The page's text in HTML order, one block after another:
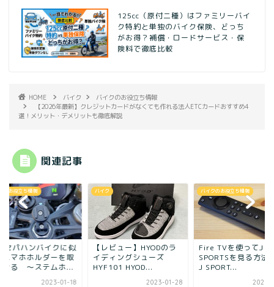
125cc（原付二種）はファミリーバイ
ク特約と単独のバイク保険、どっち
がお得？補償・ロードサービス・保
険料で徹底比較
HOME バイク
バイクのお役立ち情報
【2026年最新】クレジットカードがなくても作れる法人ETCカードおすすめ4
選！メリット・デメリットも徹底解説
関連記事
のお役立ち情報
セパハンバイクに似
スマホホルダーを取
ける ～ステムホ...
2023-01-18
バイク
【レビュー】HYODのラ
イディングシューズ
HYF101 HYOD...
2023-01-28
バイクのお役立ち情報
Fire TVを使ってJ
SPORTSを見る方
J SPORT...
2023-